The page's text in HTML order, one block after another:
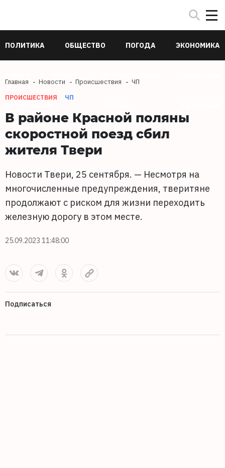
ПОЛИТИКА ОБЩЕСТВО ПОГОДА ЭКОНОМИКА
Главная Новости Происшествия ЧП
ПРОИСШЕСТВИЯ ЧП
В районе Красной поляны
скоростной поезд сбил
жителя Твери
Новости Твери, 25 сентября. — Несмотря на
многочисленные предупреждения, тверитяне
продолжают с риском для жизни переходить
железную дорогу в этом месте.
25.09.2023 11:48:00
Подписаться